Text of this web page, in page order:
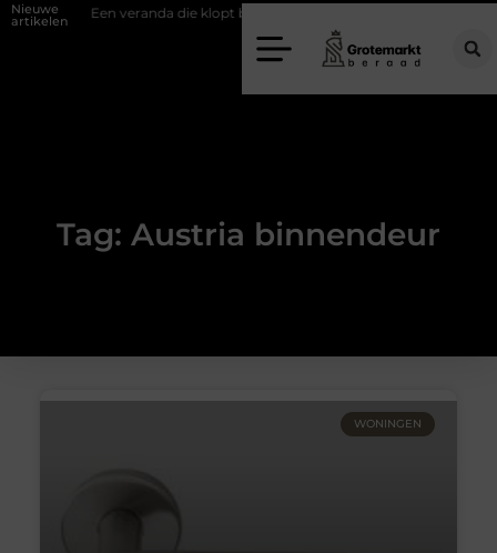
Nieuwe
artikelen Een veranda die klopt begint bij slimme keuzes
Tag: Austria binnendeur
WONINGEN